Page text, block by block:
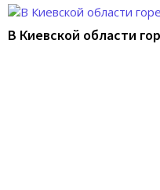
В Киевской области